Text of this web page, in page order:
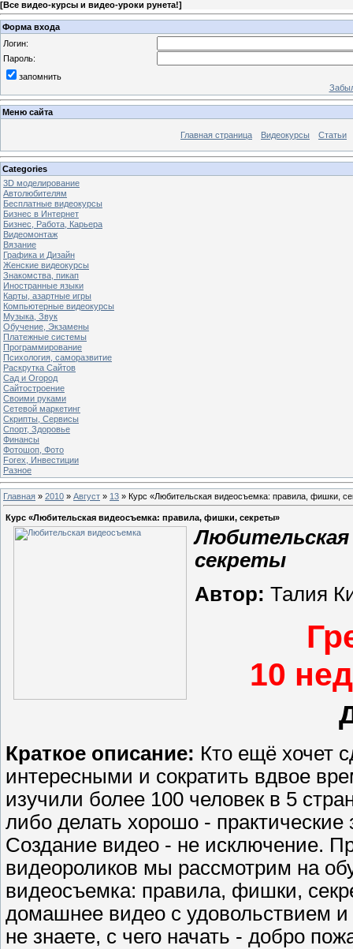
[Все видео-курсы и видео-уроки рунета!]
Форма входа
Логин:
Пароль:
запомнить
Меню сайта
Главная страница Видеокурсы Статьи
Categories
3D моделирование
Автолюбителям
Бесплатные видеокурсы
Бизнес в Интернет
Бизнес, Работа, Карьера
Видеомонтаж
Вязание
Графика и Дизайн
Женские видеокурсы
Знакомства, пикап
Иностранные языки
Карты, азартные игры
Компьютерные видеокурсы
Музыка, Звук
Обучение, Экзамены
Платежные системы
Программирование
Психология, саморазвитие
Раскрутка Сайтов
Cад и Огород
Сайтостроение
Своими руками
Сетевой маркетинг
Скрипты, Сервисы
Спорт, Здоровье
Финансы
Фотошоп, Фото
Forex, Инвестиции
Разное
Главная » 2010 » Август » 13 » Курс «Любительская видеосъемка: правила, фишки,
Курс «Любительская видеосъемка: правила, фишки, секреты»
секреты
Автор: Талия
10
Краткое описание: Кто ещё хочет
интересными и сократить вдвое
изучили более 100 человек в 5
либо делать хорошо -
Создание видео - не исключение.
видеороликов мы рассмотрим на
видеосъемка: правила, фишки,
домашнее видео с удовольствием и
не знаете, с чего начать - добро